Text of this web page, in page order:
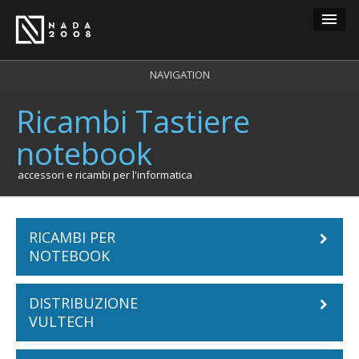
carrello
login
registrazione
NAVIGATION
Ricambi Tastiere
notebook
accessori e ricambi per l'informatica
RICAMBI PER
NOTEBOOK
Batterie Notebook
ACER
DISTRIBUZIONE
VULTECH